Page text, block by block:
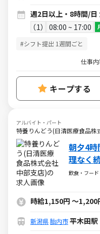
週2日以上・8時間/日
1
08:00 ~ 17:00
#シフト提出 1週間ごと
仕事
キープする
アルバイト・パート
特養りんどう(日清医療食品株
朝夕4時
理なく
飲食・フード
時給1,150円 ～1,200
新潟県胎内市平木田駅